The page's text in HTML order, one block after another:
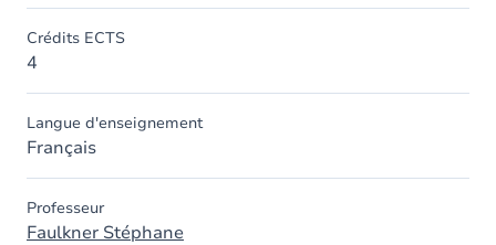
Crédits ECTS
4
Langue d'enseignement
Français
Professeur
Faulkner Stéphane